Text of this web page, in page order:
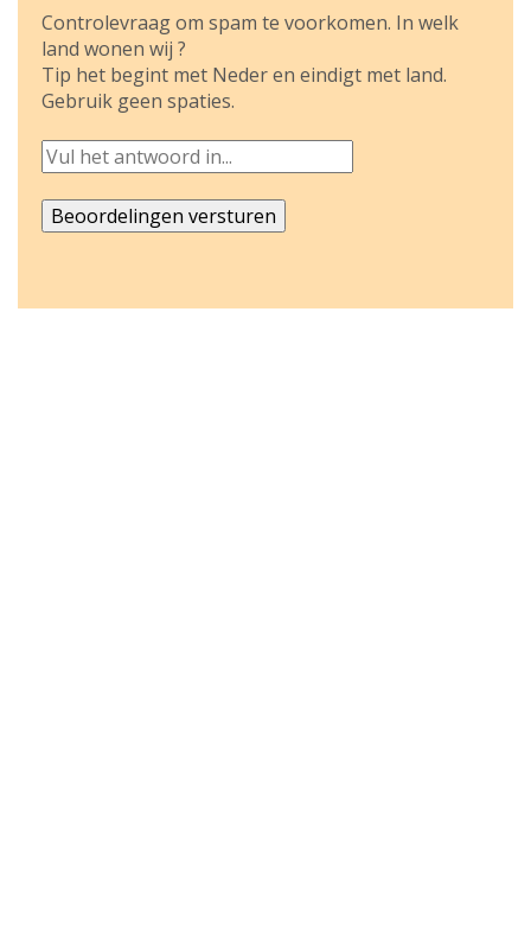
Controlevraag om spam te voorkomen. In welk
land wonen wij ?
Tip het begint met Neder en eindigt met land.
Gebruik geen spaties.